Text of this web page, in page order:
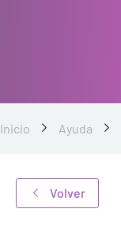
Inicio Ayuda
Volver